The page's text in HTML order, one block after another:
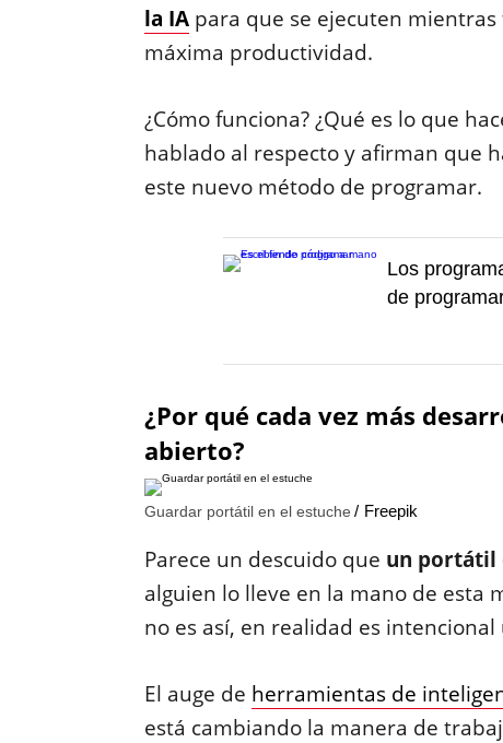
la IApara que se ejecuten mientras
máxima productividad.
¿Cómo funciona? ¿Qué es lo que
hablado al respecto y afirman que
este nuevo método de programar.
Los
de
¿Por qué cada vez más
abierto?
Guardar portátil en el estuche Freepik
Parece un descuido que un portátil
alguien lo lleve en la mano de esta
no es así, en realidad es
El auge de herramientas de
está cambiando la manera de